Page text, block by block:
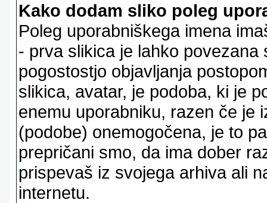
Kako dodam sliko poleg
Poleg uporabniškega imena
- prva slikica je lahko
pogostostjo objavljanja
slikica, avatar, je podoba, ki je
enemu uporabniku, razen če je
(podobe) onemogočena, je to
prepričani smo, da ima dober
prispevaš iz svojega arhiva ali
internetu.